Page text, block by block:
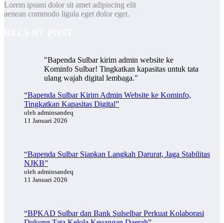
Lorem ipsum dolor sit amet adipiscing elit
aenean commodo ligula eget dolor eget.
"Bapenda Sulbar kirim admin website ke
Kominfo Sulbar! Tingkatkan kapasitas untuk tata
ulang wajah digital lembaga."
“Bapenda Sulbar Kirim Admin Website ke Kominfo,
Tingkatkan Kapasitas Digital”
oleh adminsandeq
11 Januari 2026
“Bapenda Sulbar Siapkan Langkah Darurat, Jaga Stabilitas
NJKB”
oleh adminsandeq
11 Januari 2026
“BPKAD Sulbar dan Bank Sulselbar Perkuat Kolaborasi